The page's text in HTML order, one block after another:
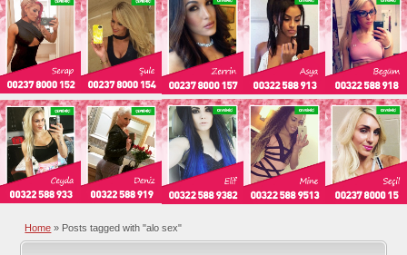
Home » Posts tagged with "alo sex"